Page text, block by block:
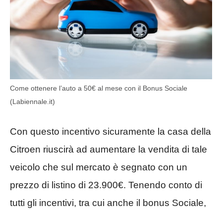
Come ottenere l’auto a 50€ al mese con il Bonus Sociale
(Labiennale.it)
Con questo incentivo sicuramente la casa della
Citroen riuscirà ad aumentare la vendita di tale
veicolo che sul mercato è segnato con un
prezzo di listino di 23.900€. Tenendo conto di
tutti gli incentivi, tra cui anche il bonus Sociale,